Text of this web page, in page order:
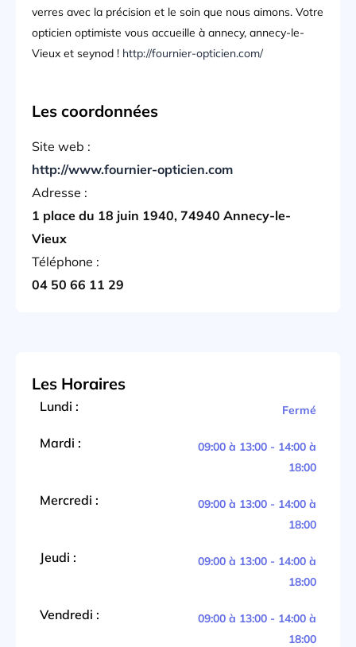
verres avec la précision et le soin que nous aimons. Votre
opticien optimiste vous accueille à annecy, annecy-le-
Vieux et seynod ! http://fournier-opticien.com/
Les coordonnées
Site web :
http://www.fournier-opticien.com
Adresse :
1 place du 18 juin 1940, 74940 Annecy-le-
Vieux
Téléphone :
04 50 66 11 29
Les Horaires
Lundi :
Mardi :
Mercredi :
Jeudi :
Vendredi :
Fermé
09:00 à 13:00 - 14:00 à
18:00
09:00 à 13:00 - 14:00 à
18:00
09:00 à 13:00 - 14:00 à
18:00
09:00 à 13:00 - 14:00 à
18:00